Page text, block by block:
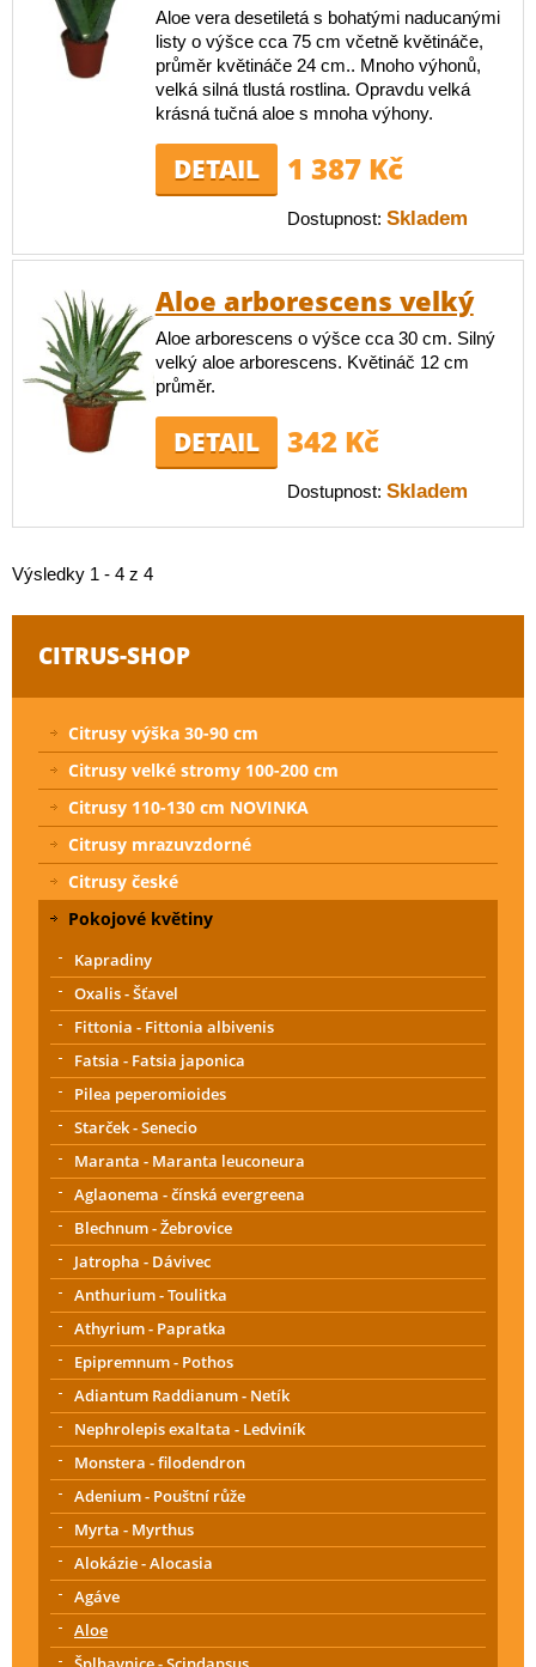
Aloe vera desetiletá s bohatými naducanými
listy o výšce cca 75 cm včetně květináče,
průměr květináče 24 cm.. Mnoho výhonů,
velká silná tlustá rostlina. Opravdu velká
krásná tučná aloe s mnoha výhony.
DETAIL 1 387 Kč
Dostupnost: Skladem
Aloe arborescens velký
Aloe arborescens o výšce cca 30 cm. Silný
velký aloe arborescens. Květináč 12 cm
průměr.
DETAIL 342 Kč
Dostupnost: Skladem
Výsledky 1 - 4 z 4
CITRUS-SHOP
Citrusy výška 30-90 cm
Citrusy velké stromy 100-200 cm
Citrusy 110-130 cm NOVINKA
Citrusy mrazuvzdorné
Citrusy české
Pokojové květiny
Kapradiny
Oxalis - Šťavel
Fittonia - Fittonia albivenis
Fatsia - Fatsia japonica
Pilea peperomioides
Starček - Senecio
Maranta - Maranta leuconeura
Aglaonema - čínská evergreena
Blechnum - Žebrovice
Jatropha - Dávivec
Anthurium - Toulitka
Athyrium - Papratka
Epipremnum - Pothos
Adiantum Raddianum - Netík
Nephrolepis exaltata - Ledviník
Monstera - filodendron
Adenium - Pouštní růže
Myrta - Myrthus
Alokázie - Alocasia
Agáve
Aloe